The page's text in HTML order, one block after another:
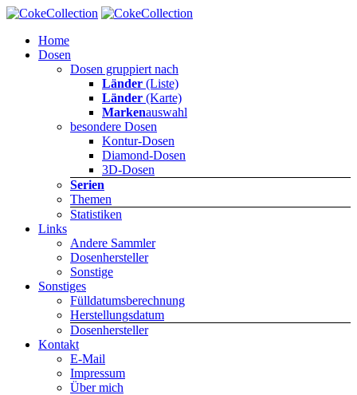
Home
Dosen
Dosen gruppiert nach
Länder (Liste)
Länder (Karte)
Markenauswahl
besondere Dosen
Kontur-Dosen
Diamond-Dosen
3D-Dosen
Serien
Themen
Statistiken
Links
Andere Sammler
Dosenhersteller
Sonstige
Sonstiges
Fülldatumsberechnung
Herstellungsdatum
Dosenhersteller
Kontakt
E-Mail
Impressum
Über mich